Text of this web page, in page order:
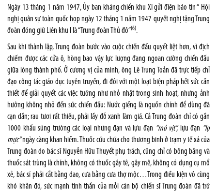
Ngày 13 tháng 1 năm 1947, Ủy ban kháng chiến khu XI gửi điện báo tin “ Hội
nghị quân sự toàn quốc họp ngày 12 tháng 1 năm 1947 quyết nghị tặng Trung
đoàn đóng giữ Liên khu I là “Trung đoàn Thủ đô”(6).
Sau khi thành lập, Trung đoàn bước vào cuộc chiến đấu quyết liệt hơn, vì địch
chiếm được các cửa ô, hòng bao vậy lực lượng đang ngoan cường chiến đấu
giữa lòng thành phố. Ở cương vị của mình, ông Lê Trung Toản đã trực tiếp chỉ
đạo công tác giáo dục tuyên truyền, đi đôi với một loạt biện pháp hết sức cần
thiết để giải quyết các việc tưởng như nhỏ nhặt trong sinh hoạt, nhưng ảnh
hưởng không nhỏ đến sức chiến đấu: Nước giếng là nguồn chính để dùng đã
cạn dần; rau tươi rất thiếu, phải lấy đỗ xanh làm giá. Cả Trung đoàn chỉ có gần
1000 khẩu súng trường các loại nhưng đạn và lựu đạn “mỏ vịt”,lựu đạn “lọ
mực”ngày càng khan hiếm. Thuốc cứu chữa cho thương binh ở trạm y tế xá của
Trung đoàn do bác sĩ Nguyễn Hữu Thuyết phụ trách, cũng chỉ có bông băng và
thuốc sát trùng là chính, không có thuốc gây tê, gây mê, không có dụng cụ mổ
xẻ, bác sĩ phải cắt bằng dao, cưa bằng cưa thợ mộc…Trong điều kiện vô cùng
khó khăn đó, sức mạnh tinh thần của mỗi cán bộ chiến sĩ Trung đoàn đã trở